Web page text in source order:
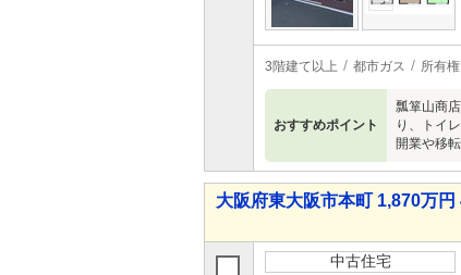
3階建て以上 都市ガス 所有権
おすすめポイント
瓢箪山商
り、トイ
開業や移
大阪府東大阪市本町 1,870万円
中古住宅